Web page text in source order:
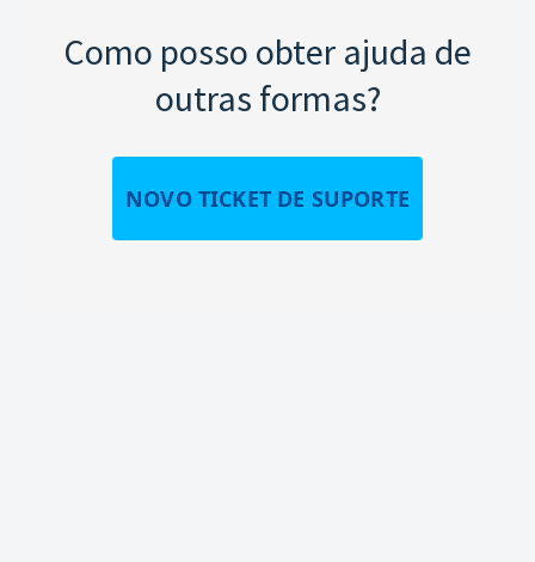
Como posso obter ajuda de
outras formas?
NOVO TICKET DE SUPORTE